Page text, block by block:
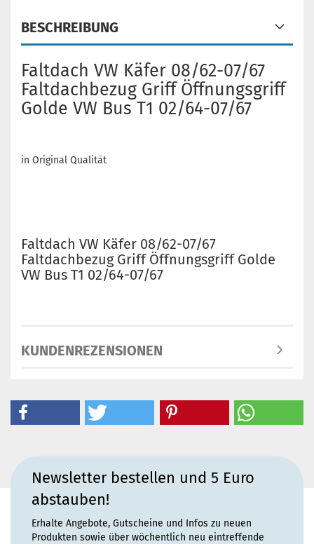
BESCHREIBUNG
Faltdach VW Käfer 08/62-07/67
Faltdachbezug Griff Öffnungsgriff
Golde VW Bus T1 02/64-07/67
in Original Qualität
Faltdach VW Käfer 08/62-07/67
Faltdachbezug Griff Öffnungsgriff Golde
VW Bus T1 02/64-07/67
KUNDENREZENSIONEN
Newsletter bestellen und 5 Euro
abstauben!
Erhalte Angebote, Gutscheine und Infos zu neuen
Produkten sowie über wöchentlich neu eintreffende